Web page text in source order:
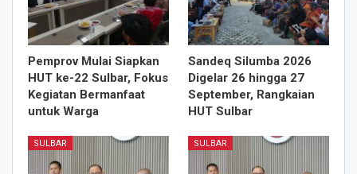
Pemprov Mulai Siapkan
HUT ke-22 Sulbar, Fokus
Kegiatan Bermanfaat
untuk Warga
Sandeq Silumba 2026
Digelar 26 hingga 27
September, Rangkaian
HUT Sulbar
SULBAR SULBAR